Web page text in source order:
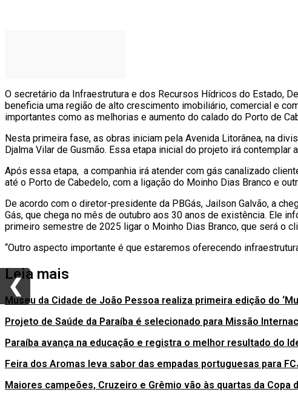
O secretário da Infraestrutura e dos Recursos Hídricos do Estado,
beneficia uma região de alto crescimento imobiliário, comercial e
importantes como as melhorias e aumento do calado do Porto de
Nesta primeira fase, as obras iniciam pela Avenida Litorânea, na
Djalma Vilar de Gusmão. Essa etapa inicial do projeto irá
Após essa etapa, a companhia irá atender com gás canalizado
até o Porto de Cabedelo, com a ligação do Moinho Dias Branco e
De acordo com o diretor-presidente da PBGás, Jailson Galvão, a
Gás, que chega no mês de outubro aos 30 anos de existência. Ele
primeiro semestre de 2025 ligar o Moinho Dias Branco, que será o
“Outro aspecto importante é que estaremos oferecendo
Leia mais
Museu da Cidade de João Pessoa realiza primeira edição do
Projeto de Saúde da Paraíba é selecionado para Missão
Paraíba avança na educação e registra o melhor resultado do
Feira dos Aromas leva sabor das empadas portuguesas para
Maiores campeões, Cruzeiro e Grêmio vão às quartas da Copa
❮
❮